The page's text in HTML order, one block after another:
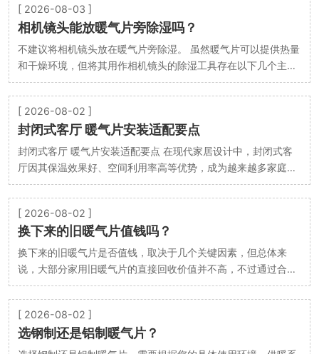
[ 2026-08-03 ]
相机镜头能放暖气片旁除湿吗？
不建议将相机镜头放在暖气片旁除湿。 虽然暖气片可以提供热量
和干燥环境，但将其用作相机镜头的除湿工具存在以下几个主要
风险和问题： 1. 温度剧烈变化是镜头的大敌 温…
[ 2026-08-02 ]
封闭式客厅 暖气片安装适配要点
封闭式客厅 暖气片安装适配要点 在现代家居设计中，封闭式客
厅因其保温效果好、空间利用率高等优势，成为越来越多家庭的
首选布局。然而，这种相对密闭的空间也对暖气片…
[ 2026-08-02 ]
换下来的旧暖气片值钱吗？
换下来的旧暖气片是否值钱，取决于几个关键因素，但总体来
说，大部分家用旧暖气片的直接回收价值并不高，不过通过合适
的处理方式可以“变废为宝”或挽回部分损失。 下面…
[ 2026-08-02 ]
选钢制还是铝制暖气片？